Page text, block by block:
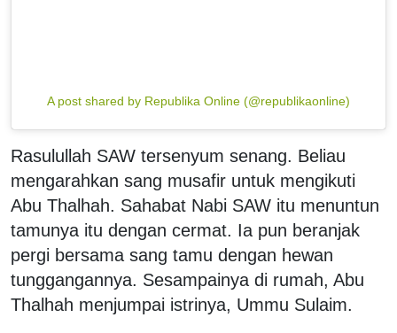
A post shared by Republika Online (@republikaonline)
Rasulullah SAW tersenyum senang. Beliau
mengarahkan sang musafir untuk mengikuti
Abu Thalhah. Sahabat Nabi SAW itu menuntun
tamunya itu dengan cermat. Ia pun beranjak
pergi bersama sang tamu dengan hewan
tunggangannya. Sesampainya di rumah, Abu
Thalhah menjumpai istrinya, Ummu Sulaim.